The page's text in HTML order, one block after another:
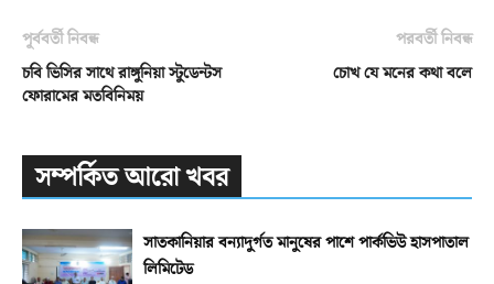
পূর্ববর্তী নিবন্ধ
চবি ভিসির সাথে রাঙ্গুনিয়া স্টুডেন্টস
ফোরামের মতবিনিময়
পরবর্তী নিবন্ধ
চোখ যে মনের কথা বলে
সম্পর্কিত আরো খবর
সাতকানিয়ার বন্যাদুর্গত মানুষের পাশে পার্কভিউ হাসপাতাল
লিমিটেড